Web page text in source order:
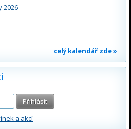
2026
celý kalendář zde »
a akcí